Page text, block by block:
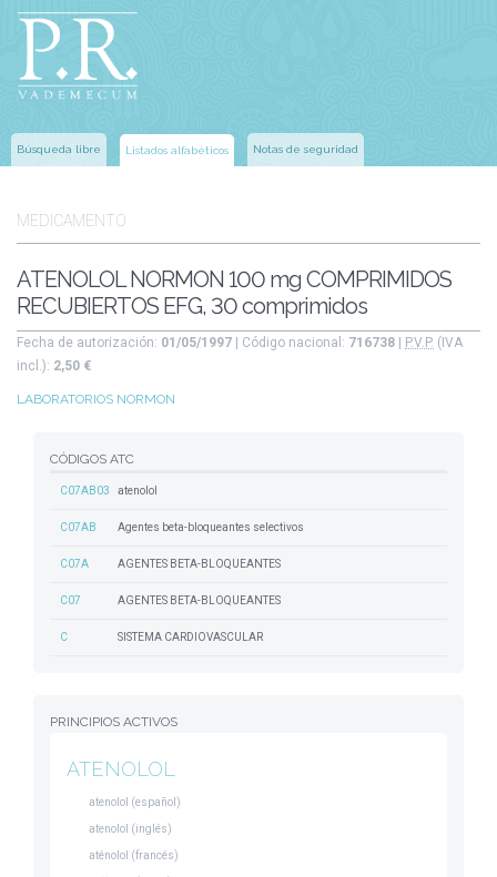
Búsqueda libre Listados alfabéticos Notas de seguridad
MEDICAMENTO
ATENOLOL NORMON 100 mg COMPRIMIDOS
RECUBIERTOS EFG, 30 comprimidos
Fecha de autorización: 01/05/1997 | Código nacional: 716738 P.V.P. (IVA
incl.): 2,50 €
LABORATORIOS NORMON
CÓDIGOS ATC
C07AB03 atenolol
C07AB Agentes beta-bloqueantes selectivos
C07A AGENTES BETA-BLOQUEANTES
C07 AGENTES BETA-BLOQUEANTES
C SISTEMA CARDIOVASCULAR
PRINCIPIOS ACTIVOS
ATENOLOL
atenolol (español)
atenolol (inglés)
aténolol (francés)